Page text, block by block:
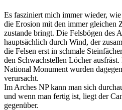
Es fasziniert mich immer wieder,
die Erosion mit den immer gleichen
zustande bringt. Die Felsbögen des
hauptsächlich durch Wind, der
die Felsen erst in schmale
den Schwachstellen Löcher
National Monument wurden
verursacht.
Im Arches NP kann man sich
und wenn man fertig ist, liegt der
gegenüber.